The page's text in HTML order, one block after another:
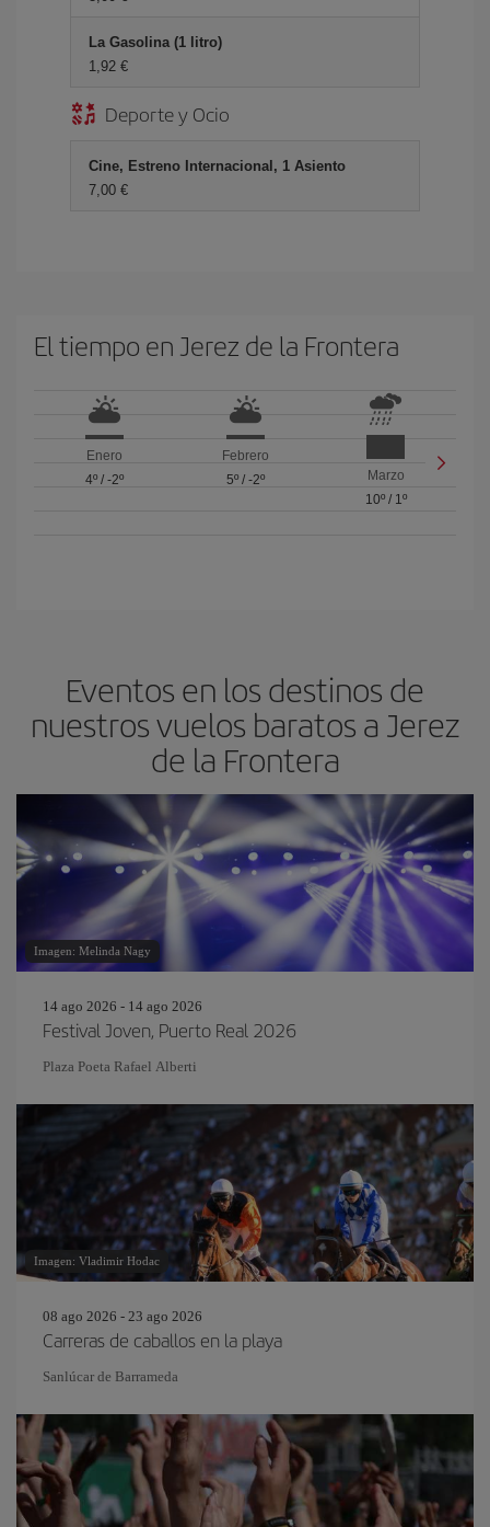
La Gasolina (1 litro)
1,92 €
Deporte y Ocio
Cine, Estreno Internacional, 1 Asiento
7,00 €
El tiempo en Jerez de la Frontera
Enero
4º/ -2º
Febrero
5º/ -2º
Marzo
10º/ 1º
Eventos en los destinos de
nuestros vuelos baratos a Jerez
de la Frontera
Imagen: Melinda Nagy
14 ago 2026 - 14 ago 2026
Festival Joven, Puerto Real 2026
Plaza Poeta Rafael Alberti
Imagen: Vladimir Hodac
08 ago 2026 - 23 ago 2026
Carreras de caballos en la playa
Sanlúcar de Barrameda